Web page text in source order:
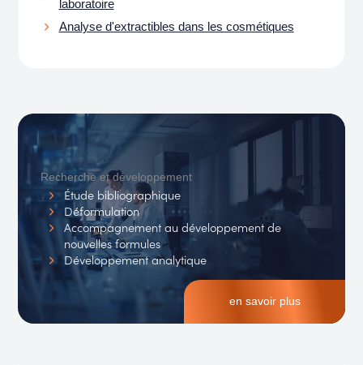
laboratoire
Analyse d'extractibles dans les cosmétiques
Recherche et développement
Étude bibliographique
Déformulation
Accompagnement au développement de
nouvelles formules
Développement analytique
en savoir plus